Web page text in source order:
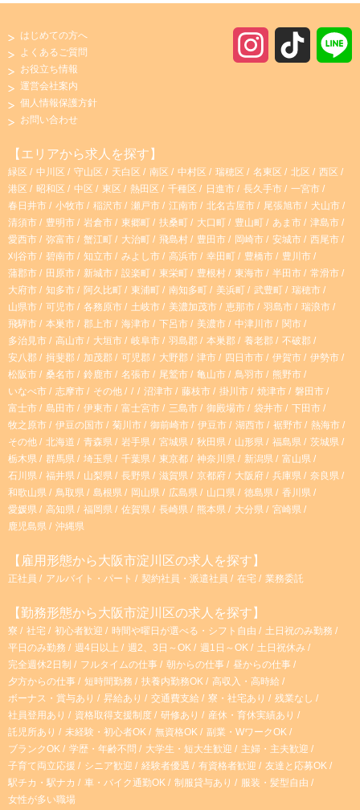
a
g
r
a
m
o
k
はじめての方へ
よくあるご質問
お役立ち情報
運営会社案内
個人情報保護方針
お問い合わせ
【エリアから求人を探す】
緑区 中川区 守山区 天白区 南区 中村区 瑞穂区 名東区 北区
西区
港区
昭和区 中区 東区 熱田区 千種区 日進市 長久手市
一宮市
春日井市
小牧市 稲沢市 瀬戸市 江南市 北名古屋市 尾張旭市
犬山市
清須市
豊明市 岩倉市 東郷町 扶桑町 大口町 豊山町 あま市
津島市
愛西市
弥富市 蟹江町 大治町 飛島村 豊田市 岡崎市 安城市
西尾市
刈谷市
碧南市 知立市 みよし市 高浜市 幸田町 豊橋市
豊川市
蒲郡市
田原市 新城市 設楽町 東栄町 豊根村 東海市 半田市
常滑市
大府市
知多市 阿久比町 東浦町 南知多町 美浜町 武豊町
瑞穂市
山県市
可児市 各務原市 土岐市 美濃加茂市 恵那市 羽島市
瑞浪市
飛騨市
本巣市 郡上市 海津市 下呂市 美濃市 中津川市
関市
多治見市
高山市 大垣市 岐阜市 羽島郡 本巣郡 養老郡
不破郡
安八郡
揖斐郡 加茂郡 可児郡 大野郡 津市 四日市市 伊賀市
伊勢市
松阪市
桑名市 鈴鹿市 名張市 尾鷲市 亀山市 鳥羽市
熊野市
いなべ市
志摩市 その他 沼津市 藤枝市 掛川市 焼津市
磐田市
富士市
島田市 伊東市 富士宮市 三島市 御殿場市 袋井市
下田市
牧之原市
伊豆の国市 菊川市 御前崎市 伊豆市 湖西市 裾野市
熱海市
その他
北海道 青森県 岩手県 宮城県 秋田県 山形県 福島県
茨城県
栃木県
群馬県 埼玉県 千葉県 東京都 神奈川県 新潟県
富山県
石川県
福井県 山梨県 長野県 滋賀県 京都府 大阪府 兵庫県
奈良県
和歌山県
鳥取県 島根県 岡山県 広島県 山口県 徳島県
香川県
愛媛県
高知県 福岡県 佐賀県 長崎県 熊本県 大分県
宮崎県
鹿児島県
沖縄県
【雇用形態から大阪市淀川区の求人を探す】
正社員 アルバイト・パート 契約社員・派遣社員 在宅 業務委託
【勤務形態から大阪市淀川区の求人を探す】
寮 社宅 初心者歓迎 時間や曜日が選べる・シフト自由
土日祝のみ勤務
平日のみ勤務
週4日以上 週2、3日～OK 週1日～OK
土日祝休み
完全週休2日制
フルタイムの仕事 朝からの仕事
昼からの仕事
夕方からの仕事
短時間勤務 扶養内勤務OK
高収入・高時給
ボーナス・賞与あり
昇給あり 交通費支給 寮・社宅あり
残業なし
社員登用あり
資格取得支援制度 研修あり
産休・育休実績あり
託児所あり
未経験・初心者OK 無資格OK
副業・WワークOK
ブランクOK
学歴・年齢不問 大学生・短大生歓迎
主婦・主夫歓迎
子育て両立応援
シニア歓迎 経験者優遇 有資格者歓迎
友達と応募OK
駅チカ・駅ナカ
車・バイク通勤OK 制服貸与あり
服装・髪型自由
女性が多い職場